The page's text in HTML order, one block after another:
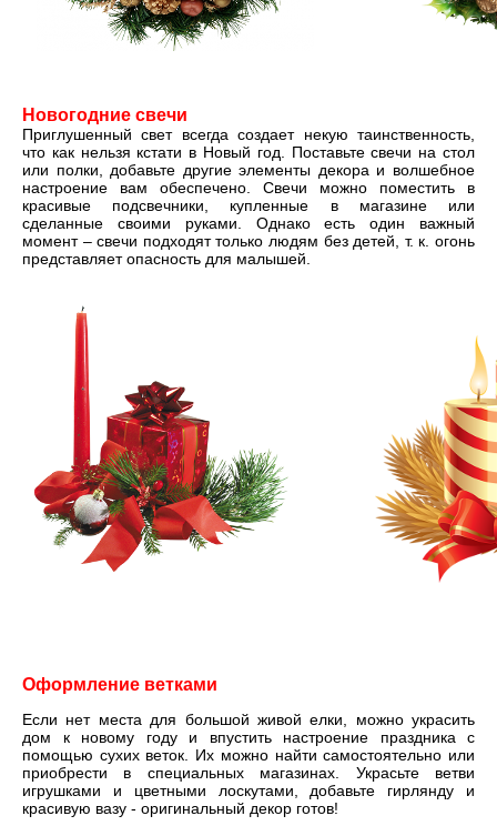
Новогодние свечи
Приглушенный свет всегда создает некую таинственность,
что как нельзя кстати в Новый год. Поставьте свечи на стол
или полки, добавьте другие элементы декора и волшебное
настроение вам обеспечено. Свечи можно поместить в
красивые подсвечники, купленные в магазине или
сделанные своими руками. Однако есть один важный
момент – свечи подходят только людям без детей, т. к. огонь
представляет опасность для малышей.
Оформление ветками
Если нет места для большой живой елки, можно украсить
дом к новому году и впустить настроение праздника с
помощью сухих веток. Их можно найти самостоятельно или
приобрести в специальных магазинах. Украсьте ветви
игрушками и цветными лоскутами, добавьте гирлянду и
красивую вазу - оригинальный декор готов!